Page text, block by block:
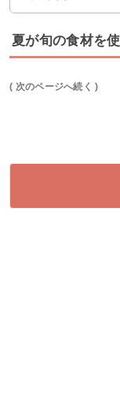
夏が旬の食材を
( 次のページへ続く )